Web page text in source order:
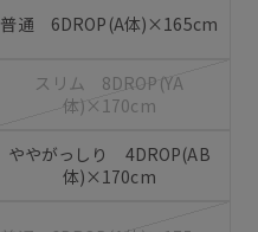
普通 6DROP(A体)×165cm
スリム 8DROP(YA
体)×170cm
ややがっしり 4DROP(AB
体)×170cm